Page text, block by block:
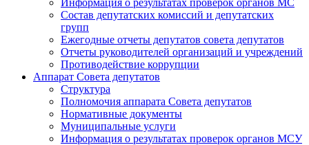
Состав депутатских комиссий и депутатских
групп
Ежегодные отчеты депутатов совета депутатов
Отчеты руководителей организаций и учреждений
Противодействие коррупции
Аппарат Совета депутатов
Структура
Полномочия аппарата Совета депутатов
Нормативные документы
Муниципальные услуги
Информация о результатах проверок органов МСУ